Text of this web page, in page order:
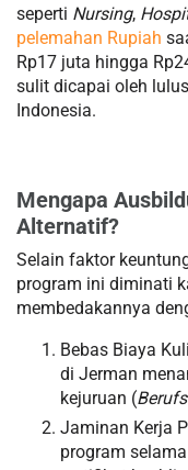
seperti Nursing,
pelemahan Rupiah
Rp17 juta hingga
sulit dicapai oleh
Indonesia.
Mengapa
Alternatif?
Selain faktor
program ini diminati
membedakannya
Bebas Biaya
di Jerman
kejuruan (
Jaminan Kerja
program